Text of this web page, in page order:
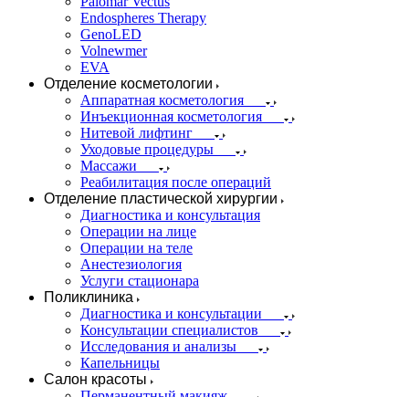
Endospheres Therapy
GenoLED
Volnewmer
EVA
Отделение косметологии
Аппаратная косметология
Инъекционная косметология
Нитевой лифтинг
Уходовые процедуры
Массажи
Реабилитация после операций
Отделение пластической хирургии
Диагностика и консультация
Операции на лице
Операции на теле
Анестезиология
Услуги стационара
Поликлиника
Диагностика и консультации
Консультации специалистов
Исследования и анализы
Капельницы
Салон красоты